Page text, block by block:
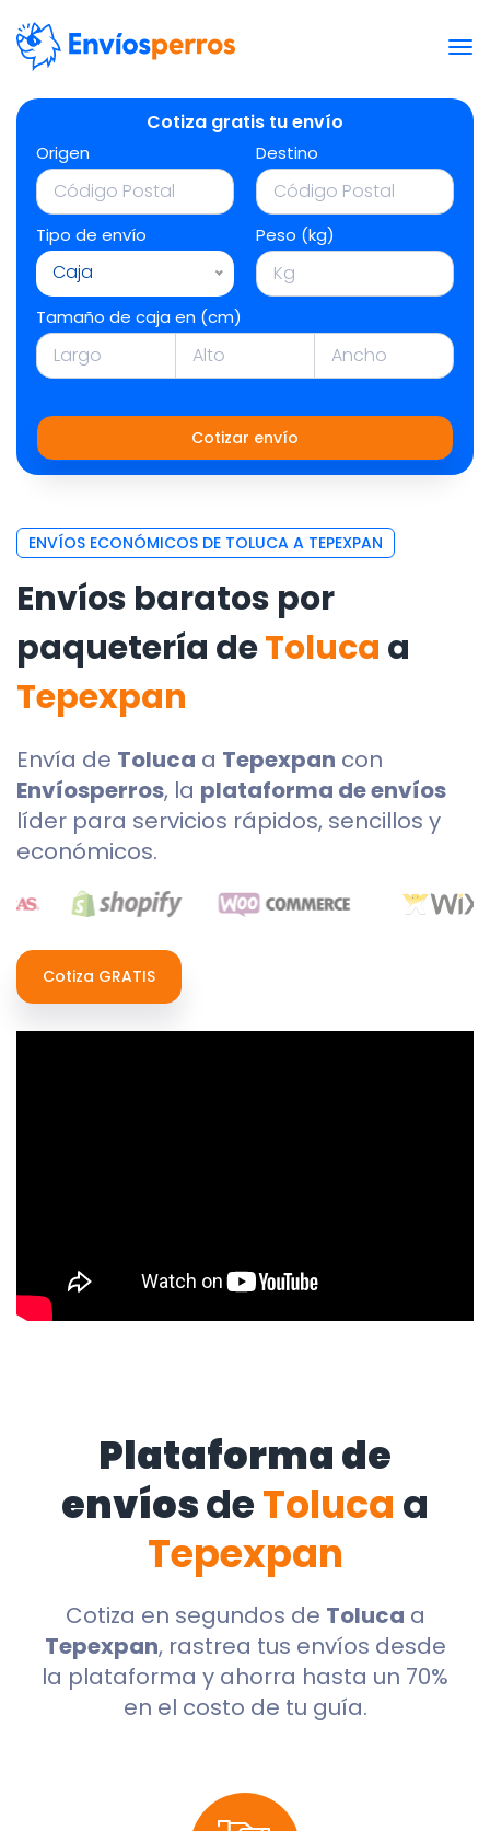
Cotiza gratis tu envío
Origen Destino
Tipo de envío
Caja
Peso (kg)
Tamaño de caja en (cm)
Cotizar envío
ENVÍOS ECONÓMICOS DE TOLUCA A TEPEXPAN
Envíos baratos por
paquetería deToluca a
Tepexpan
Envía de Toluca a Tepexpan con
Envíosperros, la plataforma de envíos
líder para servicios rápidos, sencillos y
económicos.
Cotiza GRATIS
Plataforma de
envíosdeToluca a
Tepexpan
Cotiza en segundos de Toluca a
Tepexpan, rastrea tus envíos desde
la plataforma y ahorra hasta un 70%
en el costo de tu guía.